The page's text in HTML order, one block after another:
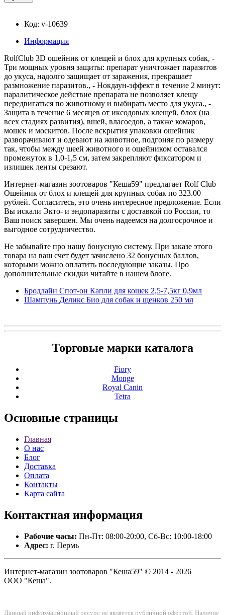
Код: v-10639
Информация
RolfClub 3D ошейник от клещей и блох для крупных собак, -
Три мощных уровня защиты: препарат уничтожает паразитов
до укуса, надолго защищает от заражения, прекращает
размножение паразитов., - Нокдаун-эффект в течение 2 минут:
паралитическое действие препарата не позволяет клещу
передвигаться по животному и выбирать место для укуса., -
Защита в течение 6 месяцев от иксодовых клещей, блох (на
всех стадиях развития), вшей, власоедов, а также комаров,
мошек и москитов. После вскрытия упаковки ошейник
разворачивают и одевают на животное, подгоняя по размеру
так, чтобы между шеей животного и ошейником оставался
промежуток в 1,0-1,5 см, затем закрепляют фиксатором и
излишек ленты срезают.
Интернет-магазин зоотоваров "Кеша59" предлагает Rolf Club
Ошейник от блох и клещей для крупных собак по 323.00
рублей. Согласитесь, это очень интересное предложение. Если
Вы искали Экто- и эндопаразиты с доставкой по России, то
Ваш поиск завершен. Мы очень надеемся на долгосрочное и
выгодное сотрудничество.
Не забывайте про нашу бонусную систему. При заказе этого
товара на ваш счет будет зачислено 32 бонусных баллов,
которыми можно оплатить последующие заказы. Про
дополнительные скидки читайте в нашем блоге.
Бродлайн Спот-он Капли для кошек 2,5-7,5кг 0,9мл
Шампунь Деликс Био для собак и щенков 250 мл
Торговые марки каталога
Fiory
Monge
Royal Canin
Tetra
Основные страницы
Главная
О нас
Блог
Доставка
Оплата
Контакты
Карта сайта
Контактная информация
Рабочие часы: Пн-Пт: 08:00-20:00, Сб-Вс: 10:00-18:00
Адрес: г. Пермь
Интернет-магазин зоотоваров "Кеша59" © 2014 - 2026
ООО "Кеша".
Данный информационный ресурс не является публичной офертой. Наличие